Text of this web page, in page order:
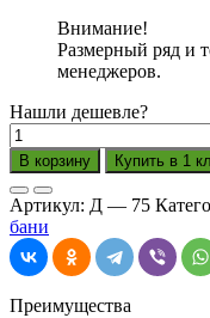
Внимание!
Размерный ряд и
менеджеров.
Нашли дешевле?
Количество
товара
Дверь
для
сауны
с
пескоструйным
рисунком
стекло
В корзину Купить в 1
Артикул: Д — 75
бани
Преимущества